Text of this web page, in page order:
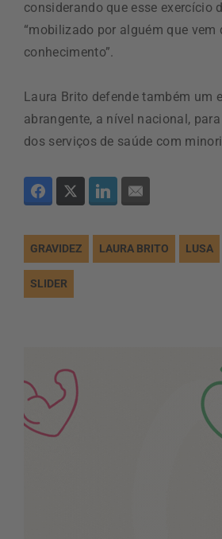
considerando que esse exercício
“mobilizado por alguém que vem
conhecimento”.
Laura Brito defende também um
abrangente, a nível nacional,
dos serviços de saúde com
GRAVIDEZ LAURA BRITO LUSA
SLIDER